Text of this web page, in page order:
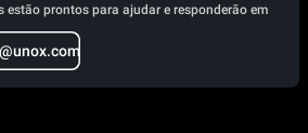
estão prontos para ajudar e responderão em